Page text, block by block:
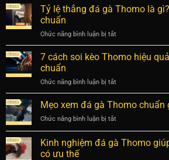
nhất
từ
lâu
năm
chuẩn
lầm
đá
gà
Thomo
mới
thua
nặng
Tỷ lệ thắng đá gà Thomo là
chuẩn
Chức năng bình luận bị tắtở
Tỷ
lệ
gà
Thomo
là
Cách
soi
kèo
7 cách soi kèo Thomo hiệu
chuẩn
Chức năng bình luận bị tắtở
7
cách
kèo
Thomo
hiệu
Mẹo xem đá gà Thomo chuẩn
Chức năng bình luận bị tắtở
xem
đá
Kinh nghiệm đá gà Thomo
có ưu thế